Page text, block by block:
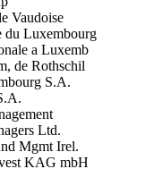
Vaudoise
du Luxembourg
a Luxemb
de Rothschil
S.A.
Ltd.
Mgmt Irel.
KAG mbH